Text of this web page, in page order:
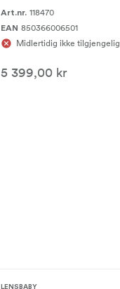
Art.nr. 118470
EAN 850366006501
Midlertidig ikke tilgjengelig
5 399,00 kr
LENSBABY